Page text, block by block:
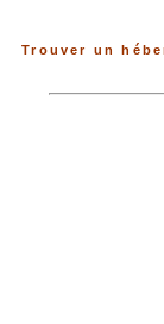
Trouver un